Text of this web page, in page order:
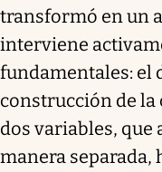
transformó en un
interviene
fundamentales: el
construcción de la
dos variables, que
manera separada,